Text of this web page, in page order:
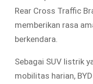
Rear Cross Traffic
memberikan rasa
berkendara.
Sebagai SUV listrik
mobilitas harian,